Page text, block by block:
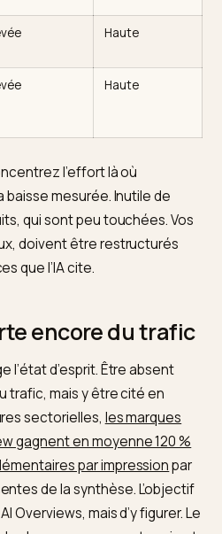
récupérer en
Faible Basse
Moyenne Moyenne
Élevée Haute
l’effort là où
baisse mesurée. Inutile de
qui sont peu touchées.
doivent être restructurés